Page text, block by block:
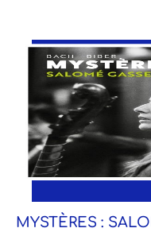
MYSTÈRES :